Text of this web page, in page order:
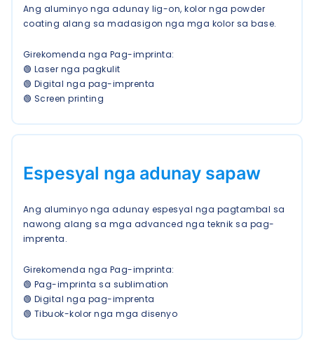
Ang aluminyo nga adunay lig-on, kolor nga powder
coating alang sa madasigon nga mga kolor sa base.
Girekomenda nga Pag-imprinta:
🟢 Laser nga pagkulit
🟢 Digital nga pag-imprenta
🟢 Screen printing
Espesyal nga adunay sapaw
Ang aluminyo nga adunay espesyal nga pagtambal sa
nawong alang sa mga advanced nga teknik sa pag-
imprenta.
Girekomenda nga Pag-imprinta:
🟢 Pag-imprinta sa sublimation
🟢 Digital nga pag-imprenta
🟢 Tibuok-kolor nga mga disenyo